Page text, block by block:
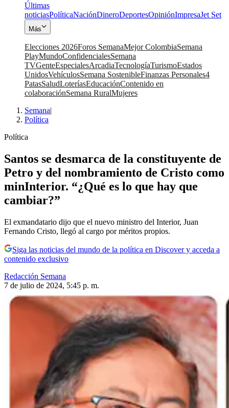
Últimas
noticiasPolíticaNaciónDineroDeportesOpiniónImpresaJet Set
Más
Elecciones 2026Foros SemanaMejor ColombiaSemana
PlayMundoConfidencialesSemana
TVGenteEspecialesArcadiaTecnologíaTurismoEstados
UnidosVehículosSemana SostenibleFinanzas Personales4
PatasSaludLoteríasEducaciónContenido en
colaboraciónSemana RuralMujeres
Semana|
Política
Política
Santos se desmarca de la constituyente de
Petro y del nombramiento de Cristo como
minInterior. “¿Qué es lo que hay que
cambiar?”
El exmandatario dijo que el nuevo ministro del Interior, Juan
Fernando Cristo, llegó al cargo por méritos propios.
Siga las noticias del mundo de la política en Discover y acceda a
contenido exclusivo
Redacción Semana
7 de julio de 2024, 5:45 p. m.